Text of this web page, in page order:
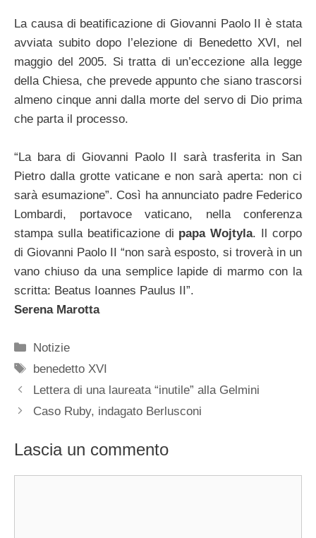
La causa di beatificazione di Giovanni Paolo II è stata
avviata subito dopo l’elezione di Benedetto XVI, nel
maggio del 2005. Si tratta di un’eccezione alla legge
della Chiesa, che prevede appunto che siano trascorsi
almeno cinque anni dalla morte del servo di Dio prima
che parta il processo.
“La bara di Giovanni Paolo II sarà trasferita in San
Pietro dalla grotte vaticane e non sarà aperta: non ci
sarà esumazione”. Così ha annunciato padre Federico
Lombardi, portavoce vaticano, nella conferenza
stampa sulla beatificazione di papa Wojtyla. Il corpo
di Giovanni Paolo II “non sarà esposto, si troverà in un
vano chiuso da una semplice lapide di marmo con la
scritta: Beatus Ioannes Paulus II”.
Serena Marotta
Categorie
Notizie
Tag
benedetto XVI
Lettera di una laureata “inutile” alla Gelmini
Caso Ruby, indagato Berlusconi
Lascia un commento